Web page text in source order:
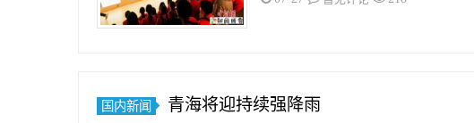
国内新闻 青海将迎持续强降雨